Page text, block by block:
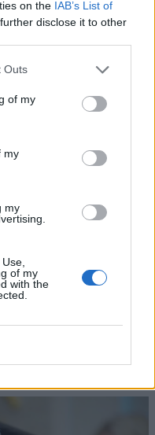
on the IAB’s List of
disclose it to other
Outs
of my
my
my
of my
with the